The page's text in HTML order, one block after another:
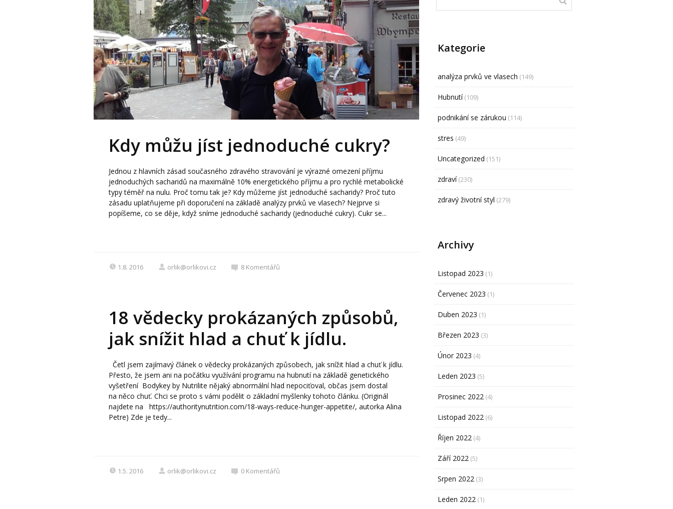
Kdy můžu jíst jednoduché cukry?
Jednou z hlavních zásad současného zdravého stravování je výrazné omezení příjmu
jednoduchých sacharidů na maximálně 10% energetického příjmu a pro rychlé metabolické
typy téměř na nulu. Proč tomu tak je? Kdy můžeme jíst jednoduché sacharidy? Proč tuto
zásadu uplatňujeme při doporučení na základě analýzy prvků ve vlasech? Nejprve si
popíšeme, co se děje, když sníme jednoduché sacharidy (jednoduché cukry). Cukr se...
1.8. 2016 orlik@orlikovi.cz 8 Komentářů
18 vědecky prokázaných způsobů,
jak snížit hlad a chuť k jídlu.
Četl jsem zajímavý článek o vědecky prokázaných způsobech, jak snížit hlad a chuť k jídlu.
Přesto, že jsem ani na počátku využívání programu na hubnutí na základě genetického
vyšetření Bodykey by Nutrilite nějaký abnormální hlad nepociťoval, občas jsem dostal
na něco chuť. Chci se proto s vámi podělit o základní myšlenky tohoto článku. (Originál
najdete na https://authoritynutrition.com/18-ways-reduce-hunger-appetite/, autorka Alina
Petre) Zde je tedy...
1.5. 2016 orlik@orlikovi.cz 0 Komentářů
Kategorie
analýza prvků ve vlasech (149)
Hubnutí(109)
podnikání se zárukou (114)
stres (49)
Uncategorized (151)
zdraví(230)
zdravý životní styl (279)
Archivy
Listopad 2023 (1)
Červenec 2023 (1)
Duben 2023 (1)
Březen 2023 (3)
Únor 2023 (4)
Leden 2023 (5)
Prosinec 2022 (4)
Listopad 2022 (6)
Říjen 2022 (4)
Září 2022 (5)
Srpen 2022 (3)
Leden 2022 (1)